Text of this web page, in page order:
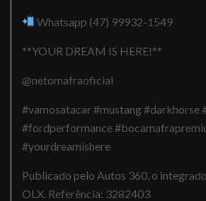
Whatsapp (47) 99932-1549
**YOUR DREAM IS HERE!**
@netomafraoficial
#vamosatacar #mustang #darkhorse
#fordperformance
#yourdreamishere
Publicado pelo Autos 360, o
OLX. Referência: 3282403